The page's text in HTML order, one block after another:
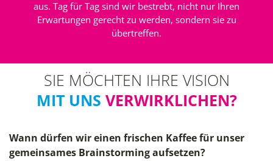
aus. Tag für Tag sind wir bestrebt, nicht nur Ihren
Erwartungen gerecht zu werden, sondern sie zu
übertreffen.
SIE MÖCHTEN IHRE VISION
MIT UNS VERWIRKLICHEN?
Wann dürfen wir einen frischen Kaffee für unser
gemeinsames Brainstorming aufsetzen?